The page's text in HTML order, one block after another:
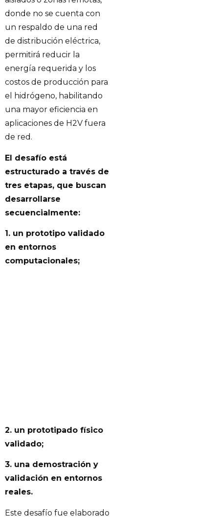
donde no se cuenta con
un respaldo de una red
de distribución eléctrica,
permitirá reducir la
energía requerida y los
costos de producción para
el hidrógeno, habilitando
una mayor eficiencia en
aplicaciones de H2V fuera
de red.
El desafío está
estructurado a través de
tres etapas, que buscan
desarrollarse
secuencialmente:
1. un prototipo validado
en entornos
computacionales;
2. un prototipado físico
validado;
3. una demostración y
validación en entornos
reales.
Este desafío fue elaborado